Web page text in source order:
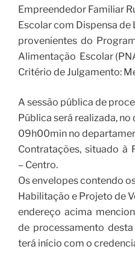
Empreendedor Familiar
Escolar com Dispensa
provenientes do
Alimentação Escolar
Critério de Julgamento:
A sessão pública de
Pública será realizada, no
09h00min no
Contratações, situado à
– Centro.
Os envelopes contendo
Habilitação e Projeto de
endereço acima
de processamento
terá início com o